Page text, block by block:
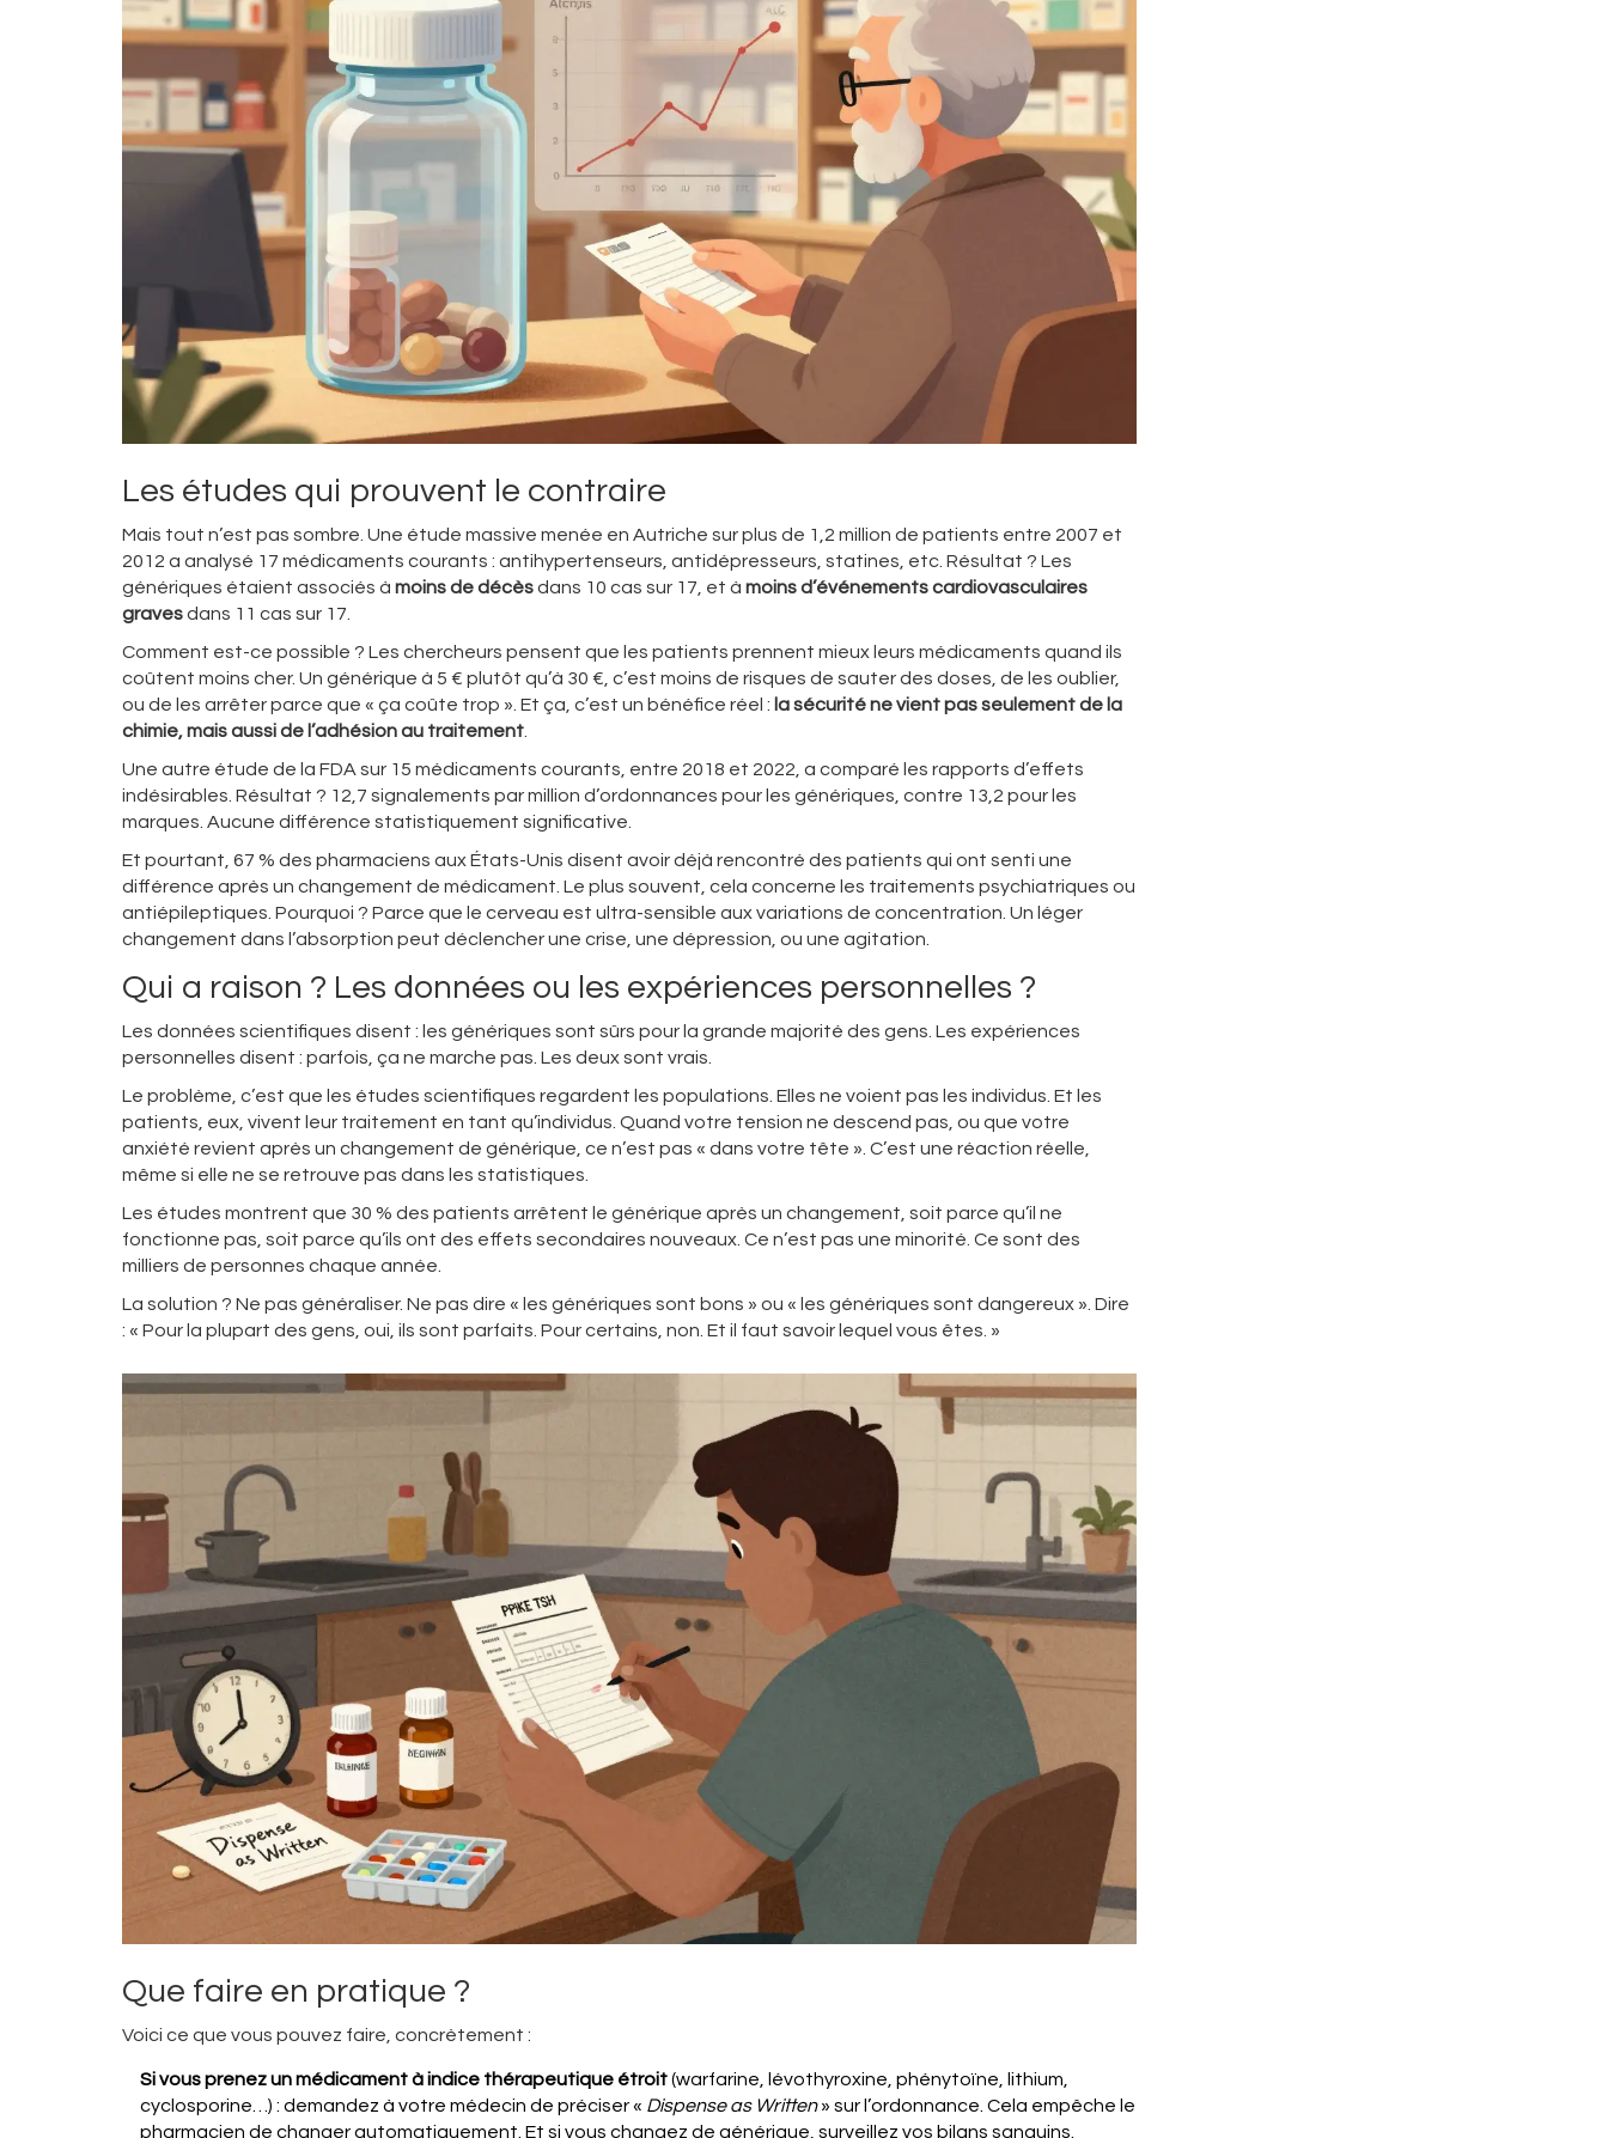
Les études qui prouvent le contraire
Mais tout n’est pas sombre. Une étude massive menée en Autriche sur plus de 1,2 million de patients entre 2007 et
2012 a analysé 17 médicaments courants : antihypertenseurs, antidépresseurs, statines, etc. Résultat ? Les
génériques étaient associés à moins de décèsdans 10 cas sur 17, et à moins d’événements cardiovasculaires
gravesdans 11 cas sur 17.
Comment est-ce possible ? Les chercheurs pensent que les patients prennent mieux leurs médicaments quand ils
coûtent moins cher. Un générique à 5 € plutôt qu’à 30 €, c’est moins de risques de sauter des doses, de les oublier,
ou de les arrêter parce que « ça coûte trop ». Et ça, c’est un bénéfice réel : la sécurité ne vient pas seulement de la
chimie, mais aussi de l’adhésion au traitement.
Une autre étude de la FDA sur 15 médicaments courants, entre 2018 et 2022, a comparé les rapports d’effets
indésirables. Résultat ? 12,7 signalements par million d’ordonnances pour les génériques, contre 13,2 pour les
marques. Aucune différence statistiquement significative.
Et pourtant, 67 % des pharmaciens aux États-Unis disent avoir déjà rencontré des patients qui ont senti une
différence après un changement de médicament. Le plus souvent, cela concerne les traitements psychiatriques ou
antiépileptiques. Pourquoi ? Parce que le cerveau est ultra-sensible aux variations de concentration. Un léger
changement dans l’absorption peut déclencher une crise, une dépression, ou une agitation.
Qui a raison ? Les données ou les expériences personnelles ?
Les données scientifiques disent : les génériques sont sûrs pour la grande majorité des gens. Les expériences
personnelles disent : parfois, ça ne marche pas. Les deux sont vrais.
Le problème, c’est que les études scientifiques regardent les populations. Elles ne voient pas les individus. Et les
patients, eux, vivent leur traitement en tant qu’individus. Quand votre tension ne descend pas, ou que votre
anxiété revient après un changement de générique, ce n’est pas « dans votre tête ». C’est une réaction réelle,
même si elle ne se retrouve pas dans les statistiques.
Les études montrent que 30 % des patients arrêtent le générique après un changement, soit parce qu’il ne
fonctionne pas, soit parce qu’ils ont des effets secondaires nouveaux. Ce n’est pas une minorité. Ce sont des
milliers de personnes chaque année.
La solution ? Ne pas généraliser. Ne pas dire « les génériques sont bons » ou « les génériques sont dangereux ». Dire
: « Pour la plupart des gens, oui, ils sont parfaits. Pour certains, non. Et il faut savoir lequel vous êtes. »
Que faire en pratique ?
Voici ce que vous pouvez faire, concrètement :
Si vous prenez un médicament à indice thérapeutique étroit(warfarine, lévothyroxine, phénytoïne, lithium,
cyclosporine…) : demandez à votre médecin de préciser « Dispense as Written» sur l’ordonnance. Cela empêche le
pharmacien de changer automatiquement. Et si vous changez de générique, surveillez vos bilans sanguins.